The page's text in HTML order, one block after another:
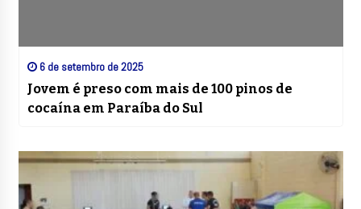
6 de setembro de 2025
Jovem é preso com mais de 100 pinos de
cocaína em Paraíba do Sul